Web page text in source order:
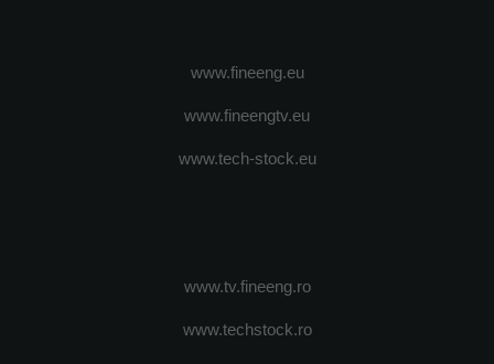
www.fineeng.eu
www.fineengtv.eu
www.tech-stock.eu
www.tv.fineeng.ro
www.techstock.ro